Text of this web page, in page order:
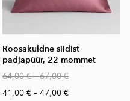
Roosakuldne siidist
padjapüür, 22 mommet
64,00 €–67,00 €
41,00 € – 47,00 €